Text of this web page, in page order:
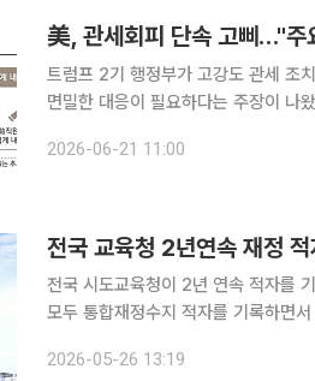
美, 관세회피 단속 고삐…"주
트럼프 2기 행정부가 고강도 관세 조
면밀한 대응이 필요하다는 주장이 나
동향’ 보고서에 따르면, 최근 미국의
2026-06-21 11:00
전국 교육청 2년연속 재정
전국 시도교육청이 2년 연속 적자를
모두 통합재정수지 적자를 기록하면
주당 의원이 교육부 전자누리집 지방
2026-05-26 13:19